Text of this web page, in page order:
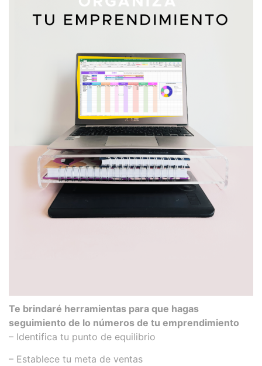
Te brindaré herramientas para que hagas
seguimiento de lo números de tu emprendimiento
– Identifica tu punto de equilibrio
– Establece tu meta de ventas